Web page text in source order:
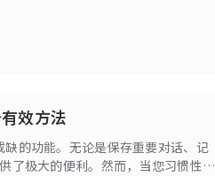
效方法
的功能。无论是保存重要对话、记
了极大的便利。然而，当您习惯性地